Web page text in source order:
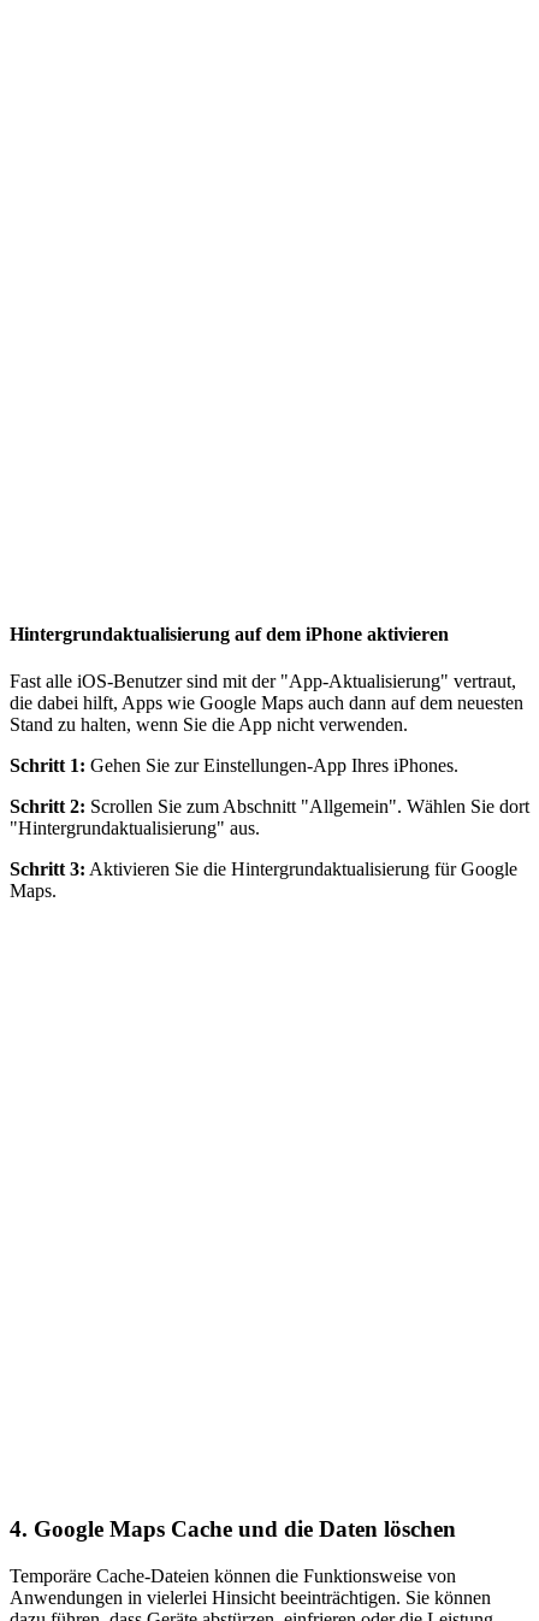
Hintergrundaktualisierung auf dem iPhone aktivieren
Fast alle iOS-Benutzer sind mit der "App-Aktualisierung" vertraut,
die dabei hilft, Apps wie Google Maps auch dann auf dem neuesten
Stand zu halten, wenn Sie die App nicht verwenden.
Schritt 1: Gehen Sie zur Einstellungen-App Ihres iPhones.
Schritt 2: Scrollen Sie zum Abschnitt "Allgemein". Wählen Sie dort
"Hintergrundaktualisierung" aus.
Schritt 3: Aktivieren Sie die Hintergrundaktualisierung für Google
Maps.
4. Google Maps Cache und die Daten löschen
Temporäre Cache-Dateien können die Funktionsweise von
Anwendungen in vielerlei Hinsicht beeinträchtigen. Sie können